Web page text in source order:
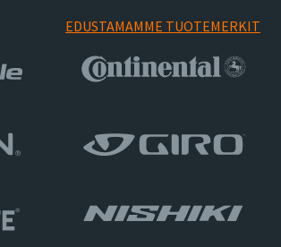
EDUSTAMAMME TUOTEMERKIT